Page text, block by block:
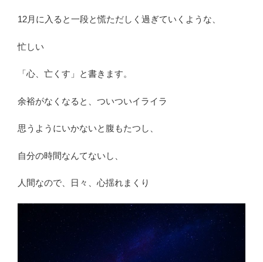
12月に入ると一段と慌ただしく過ぎていくような、
忙しい
「心、亡くす」と書きます。
余裕がなくなると、ついついイライラ
思うようにいかないと腹もたつし、
自分の時間なんてないし、
人間なので、日々、心揺れまくり